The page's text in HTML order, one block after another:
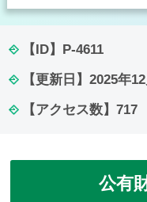
【ID】 P-4611
【更新日】 2025年
【アクセス数】 717
公有